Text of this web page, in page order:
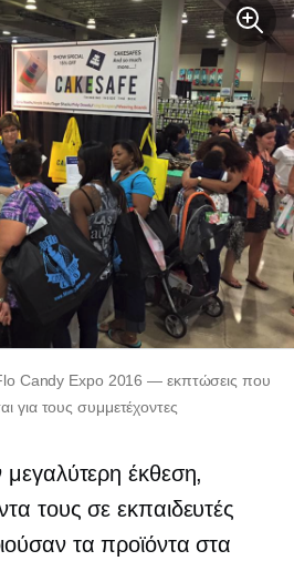
Candy Expo 2016 — εκπτώσεις που
για τους συμμετέχοντες
έκθεση,
τους σε εκπαιδευτές
τα προϊόντα στα